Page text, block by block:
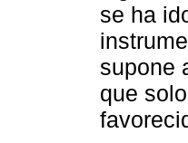
se ha
supone
que